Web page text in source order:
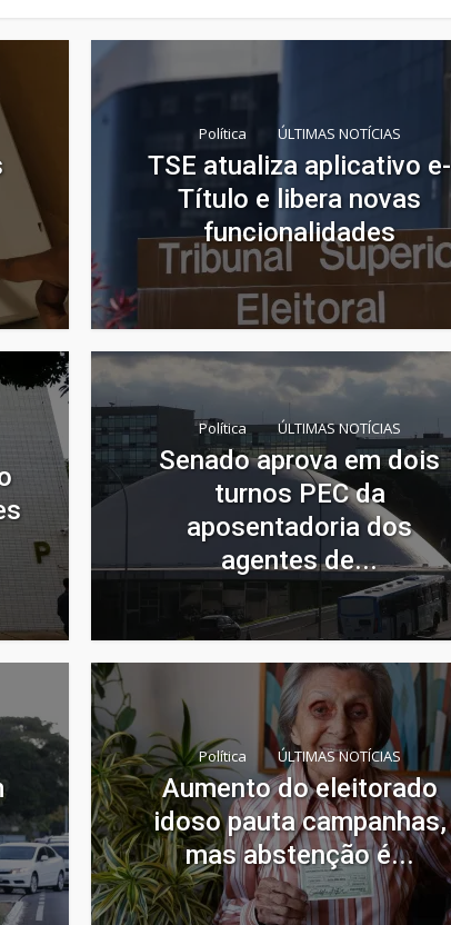
Política ÚLTIMAS NOTÍCIAS
TSE atualiza aplicativo e-
Título e libera novas
funcionalidades
Política ÚLTIMAS NOTÍCIAS
Senado aprova em dois
turnos PEC da
aposentadoria dos
agentes de...
Política ÚLTIMAS NOTÍCIAS
Aumento do eleitorado
idoso pauta campanhas,
mas abstenção é...